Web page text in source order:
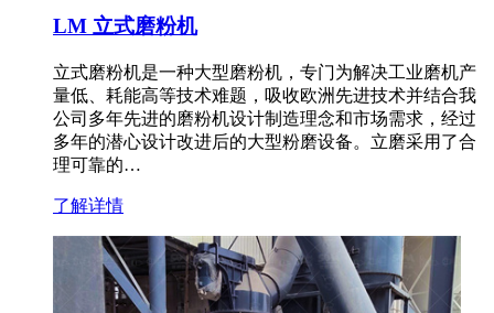
LM 立式磨粉机
立式磨粉机是一种大型磨粉机，专门为解决工业磨机产
量低、耗能高等技术难题，吸收欧洲先进技术并结合我
公司多年先进的磨粉机设计制造理念和市场需求，经过
多年的潜心设计改进后的大型粉磨设备。立磨采用了合
理可靠的…
了解详情